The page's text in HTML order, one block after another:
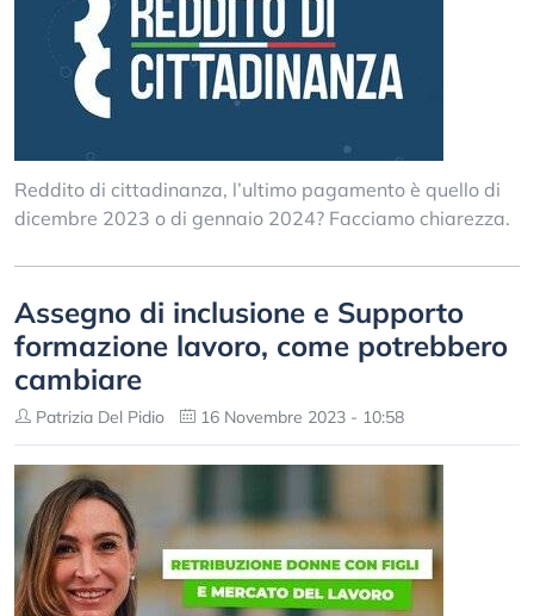
Reddito di cittadinanza, l’ultimo pagamento è quello di
dicembre 2023 o di gennaio 2024? Facciamo chiarezza.
Assegno di inclusione e Supporto
formazione lavoro, come potrebbero
cambiare
Patrizia Del Pidio 16 Novembre 2023 - 10:58